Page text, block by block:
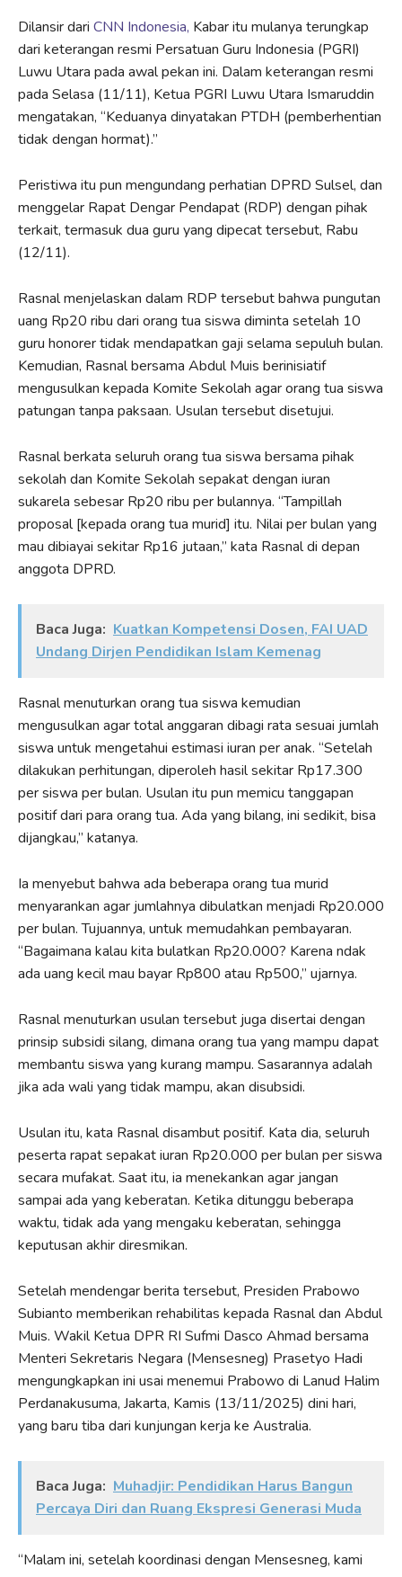
Dilansir dari CNN Indonesia, Kabar itu mulanya terungkap
dari keterangan resmi Persatuan Guru Indonesia (PGRI)
Luwu Utara pada awal pekan ini. Dalam keterangan resmi
pada Selasa (11/11), Ketua PGRI Luwu Utara Ismaruddin
mengatakan, “Keduanya dinyatakan PTDH (pemberhentian
tidak dengan hormat).”
Peristiwa itu pun mengundang perhatian DPRD Sulsel, dan
menggelar Rapat Dengar Pendapat (RDP) dengan pihak
terkait, termasuk dua guru yang dipecat tersebut, Rabu
(12/11).
Rasnal menjelaskan dalam RDP tersebut bahwa pungutan
uang Rp20 ribu dari orang tua siswa diminta setelah 10
guru honorer tidak mendapatkan gaji selama sepuluh bulan.
Kemudian, Rasnal bersama Abdul Muis berinisiatif
mengusulkan kepada Komite Sekolah agar orang tua siswa
patungan tanpa paksaan. Usulan tersebut disetujui.
Rasnal berkata seluruh orang tua siswa bersama pihak
sekolah dan Komite Sekolah sepakat dengan iuran
sukarela sebesar Rp20 ribu per bulannya. “Tampillah
proposal [kepada orang tua murid] itu. Nilai per bulan yang
mau dibiayai sekitar Rp16 jutaan,” kata Rasnal di depan
anggota DPRD.
Baca Juga: Kuatkan Kompetensi Dosen, FAI UAD
Undang Dirjen Pendidikan Islam Kemenag
Rasnal menuturkan orang tua siswa kemudian
mengusulkan agar total anggaran dibagi rata sesuai jumlah
siswa untuk mengetahui estimasi iuran per anak. “Setelah
dilakukan perhitungan, diperoleh hasil sekitar Rp17.300
per siswa per bulan. Usulan itu pun memicu tanggapan
positif dari para orang tua. Ada yang bilang, ini sedikit, bisa
dijangkau,” katanya.
Ia menyebut bahwa ada beberapa orang tua murid
menyarankan agar jumlahnya dibulatkan menjadi Rp20.000
per bulan. Tujuannya, untuk memudahkan pembayaran.
“Bagaimana kalau kita bulatkan Rp20.000? Karena ndak
ada uang kecil mau bayar Rp800 atau Rp500,” ujarnya.
Rasnal menuturkan usulan tersebut juga disertai dengan
prinsip subsidi silang, dimana orang tua yang mampu dapat
membantu siswa yang kurang mampu. Sasarannya adalah
jika ada wali yang tidak mampu, akan disubsidi.
Usulan itu, kata Rasnal disambut positif. Kata dia, seluruh
peserta rapat sepakat iuran Rp20.000 per bulan per siswa
secara mufakat. Saat itu, ia menekankan agar jangan
sampai ada yang keberatan. Ketika ditunggu beberapa
waktu, tidak ada yang mengaku keberatan, sehingga
keputusan akhir diresmikan.
Setelah mendengar berita tersebut, Presiden Prabowo
Subianto memberikan rehabilitas kepada Rasnal dan Abdul
Muis. Wakil Ketua DPR RI Sufmi Dasco Ahmad bersama
Menteri Sekretaris Negara (Mensesneg) Prasetyo Hadi
mengungkapkan ini usai menemui Prabowo di Lanud Halim
Perdanakusuma, Jakarta, Kamis (13/11/2025) dini hari,
yang baru tiba dari kunjungan kerja ke Australia.
Baca Juga: Muhadjir: Pendidikan Harus Bangun
Percaya Diri dan Ruang Ekspresi Generasi Muda
“Malam ini, setelah koordinasi dengan Mensesneg, kami